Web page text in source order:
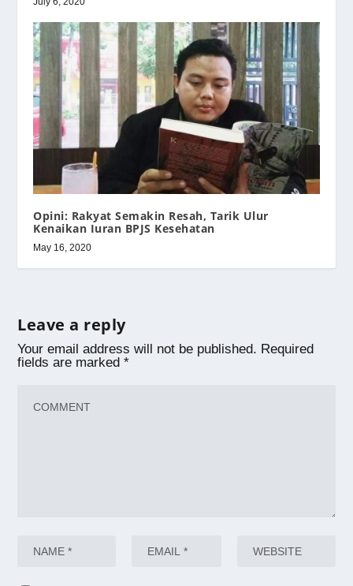
Opini: Rakyat Semakin Resah, Tarik Ulur
Kenaikan Iuran BPJS Kesehatan
May 16, 2020
Leave a reply
Your email address will not be published. Required
fields are marked*